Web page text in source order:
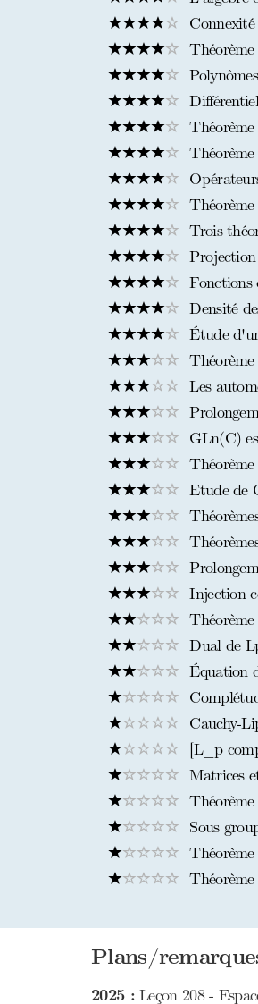
Trois
Projection
Fonctions
Densité
Étude
Les
GLn(C)
Etude de
Injection
Dual de
Équation
Cauchy-
[L_p
Matrices
Théorème
Sous
Plans/
2025 :Leçon 208 -